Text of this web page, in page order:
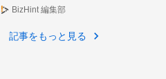
は？/BizHint大調査
施）
BizHint 編集部
記事をもっと見る